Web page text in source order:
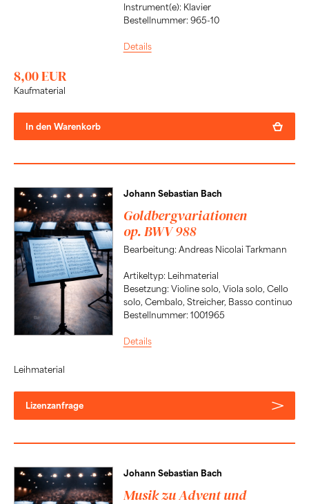
Instrument(e): Klavier
Bestellnummer: 965-10
Details
8,00 EUR
Kaufmaterial
In den Warenkorb
Johann Sebastian Bach
Goldbergvariationen
op. BWV 988
Bearbeitung: Andreas Nicolai Tarkmann
Artikeltyp: Leihmaterial
Besetzung: Violine solo, Viola solo, Cello
solo, Cembalo, Streicher, Basso continuo
Bestellnummer: 1001965
Details
Leihmaterial
Lizenzanfrage
Johann Sebastian Bach
Musik zu Advent und